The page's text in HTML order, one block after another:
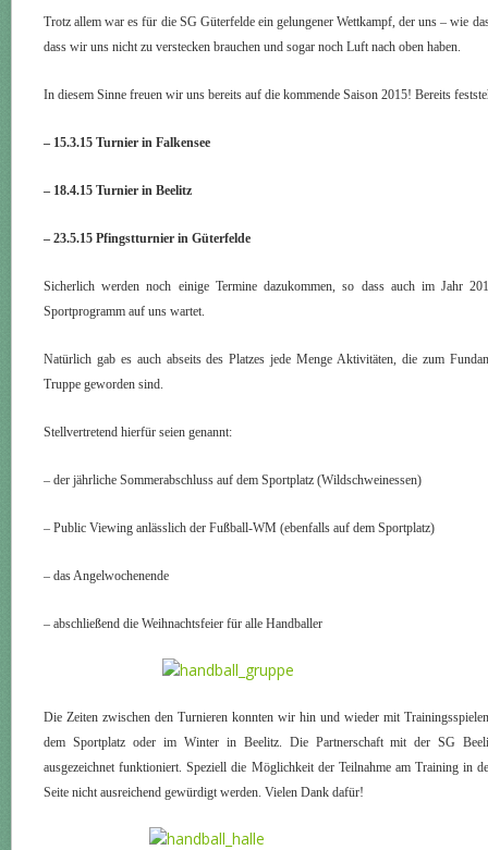
Trotz allem war es für die SG Güterfelde ein gelungener Wettkampf, der uns – wie
dass wir uns nicht zu verstecken brauchen und sogar noch Luft nach oben haben.
In diesem Sinne freuen wir uns bereits auf die kommende Saison 2015! Bereits
– 15.3.15 Turnier in Falkensee
– 18.4.15 Turnier in Beelitz
– 23.5.15 Pfingstturnier in Güterfelde
Sicherlich werden noch einige Termine dazukommen, so dass auch im Jahr
Sportprogramm auf uns wartet.
Natürlich gab es auch abseits des Platzes jede Menge Aktivitäten, die zum
Truppe geworden sind.
Stellvertretend hierfür seien genannt:
– der jährliche Sommerabschluss auf dem Sportplatz (Wildschweinessen)
– Public Viewing anlässlich der Fußball-WM (ebenfalls auf dem Sportplatz)
– das Angelwochenende
– abschließend die Weihnachtsfeier für alle Handballer
Die Zeiten zwischen den Turnieren konnten wir hin und wieder mit
dem Sportplatz oder im Winter in Beelitz. Die Partnerschaft mit der SG
ausgezeichnet funktioniert. Speziell die Möglichkeit der Teilnahme am Training in
Seite nicht ausreichend gewürdigt werden. Vielen Dank dafür!